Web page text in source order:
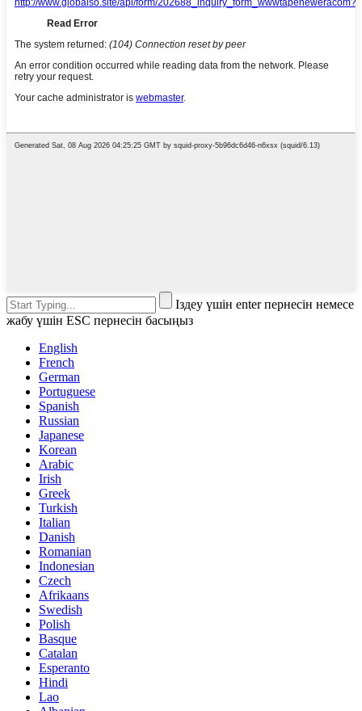
Іздеу үшін enter пернесін немесе
жабу үшін ESC пернесін басыңыз
English
French
German
Portuguese
Spanish
Russian
Japanese
Korean
Arabic
Irish
Greek
Turkish
Italian
Danish
Romanian
Indonesian
Czech
Afrikaans
Swedish
Polish
Basque
Catalan
Esperanto
Hindi
Lao